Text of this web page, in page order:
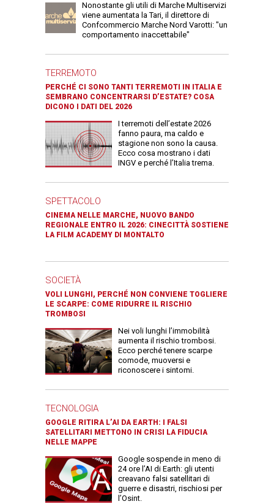
Nonostante gli utili di Marche Multiservizi
viene aumentata la Tari, il direttore di
Confcommercio Marche Nord Varotti: "un
comportamento inaccettabile"
TERREMOTO
PERCHÉ CI SONO TANTI TERREMOTI IN ITALIA E
SEMBRANO CONCENTRARSI D’ESTATE? COSA
DICONO I DATI DEL 2026
I terremoti dell’estate 2026
fanno paura, ma caldo e
stagione non sono la causa.
Ecco cosa mostrano i dati
INGV e perché l’Italia trema.
SPETTACOLO
CINEMA NELLE MARCHE, NUOVO BANDO
REGIONALE ENTRO IL 2026: CINECITTÀ SOSTIENE
LA FILM ACADEMY DI MONTALTO
SOCIETÀ
VOLI LUNGHI, PERCHÉ NON CONVIENE TOGLIERE
LE SCARPE: COME RIDURRE IL RISCHIO
TROMBOSI
Nei voli lunghi l’immobilità
aumenta il rischio trombosi.
Ecco perché tenere scarpe
comode, muoversi e
riconoscere i sintomi.
TECNOLOGIA
GOOGLE RITIRA L’AI DA EARTH: I FALSI
SATELLITARI METTONO IN CRISI LA FIDUCIA
NELLE MAPPE
Google sospende in meno di
24 ore l’AI di Earth: gli utenti
creavano falsi satellitari di
guerre e disastri, rischiosi per
l’Osint.